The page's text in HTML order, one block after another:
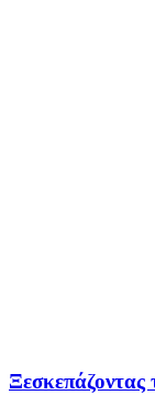
Ξεσκεπάζοντας